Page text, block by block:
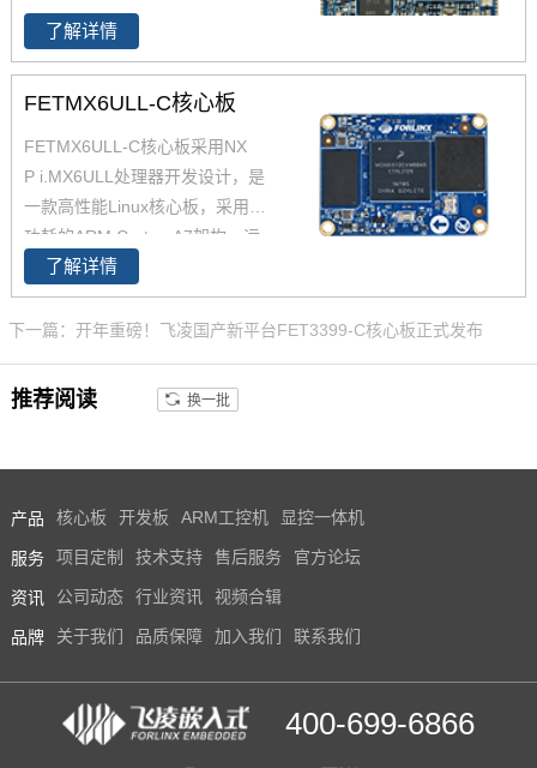
中文参考手册，方便大家开发设
计。
X6ULL核心板采用邮票孔连接方
式， ARM Cortex-A7内核
两路网口，两路Can和八路串
口，可以和多种设备同时通讯。i.
MX6ULL核心板支持工业级和扩
展商业级两种配置，并且经过了
高低温测试的检验，iMX6ULL核
心板采用Linux4.1.15+Qt5.6操作
系统，方便开发自己的应用程
序。
了解详情
FETMX6ULL-C核心板
FETMX6ULL-C核心板采用NX
P i.MX6ULL处理器开发设计，是
一款高性能Linux核心板，采用低
功耗的ARM Cortex-A7架构，运
行速度高达800MHz。iMX6ULL
核心板29*40mm ，iMX6ULL这
款处理器功能接口资源丰富，供
了解详情
下一篇：开年重磅！飞凌国产新平台FET3399-C核心板正式发布
推荐阅读 换一批
产品 核心板 开发板 ARM工控机 显控一体机
服务 项目定制 技术支持 售后服务 官方论坛
资讯 公司动态 行业资讯 视频合辑
品牌 关于我们 品质保障 加入我们 联系我们
400-699-6866